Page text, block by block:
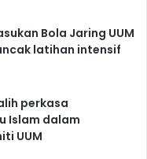
Bola Jaring UUM
latihan intensif
perkasa
Islam dalam
UUM